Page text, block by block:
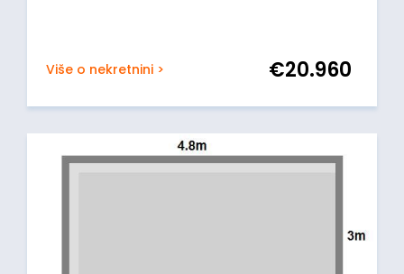
Više o nekretnini > €20.960